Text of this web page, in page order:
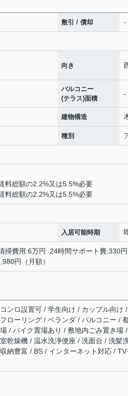
敷引 / 償却 -
向き
バルコニー
(テラス)面積
-
建物構造
種別
料総額の2.2%又は5.5%必要
料総額の2.2%又は5.5%必要
入居可能時期
掃費用:6万円 24時間サポート費:330
円（月額）
ンロ設置可 / 学生向け / カップル向け
ローリング / ベランダ / バルコニー /
/ バイク置場あり / 敷地内ごみ置き場
乾燥機 / 温水洗浄便座 / 洗面台 / 洗髪
納豊富 / BS / インターネット対応 /